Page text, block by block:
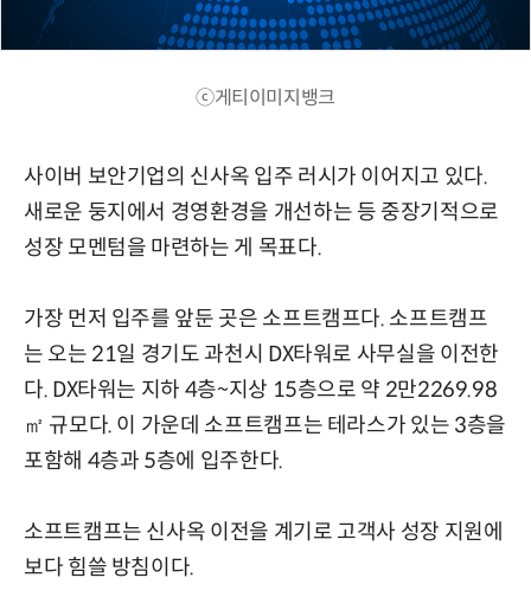
ⓒ게티이미지뱅크
사이버 보안기업의 신사옥 입주 러시가 이어지고 있다.
새로운 둥지에서 경영환경을 개선하는 등 중장기적으로
성장 모멘텀을 마련하는 게 목표다.
가장 먼저 입주를 앞둔 곳은 소프트캠프다. 소프트캠프
는 오는 21일 경기도 과천시 DX타워로 사무실을 이전한
다. DX타워는 지하 4층~지상 15층으로 약 2만2269.98
㎡ 규모다. 이 가운데 소프트캠프는 테라스가 있는 3층을
포함해 4층과 5층에 입주한다.
소프트캠프는 신사옥 이전을 계기로 고객사 성장 지원에
보다 힘쓸 방침이다.